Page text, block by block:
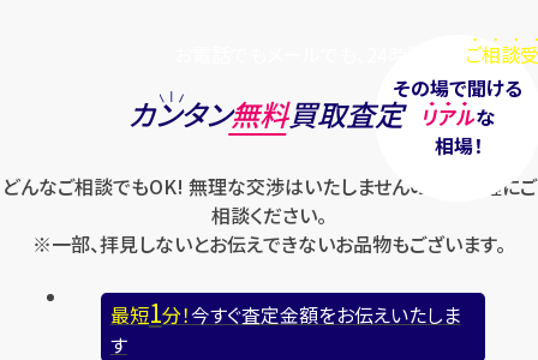
メールで無料相談する
ご相談
その場で聞ける
リアルな
相場！
カンタン無料買取査定
どんなご相談でもOK! 無理な交渉はいたしませんのでお気軽にご
相談ください。
※一部、拝見しないとお伝えできないお品物もございます。
最短1分！今すぐ査定金額をお伝えいたしま
す